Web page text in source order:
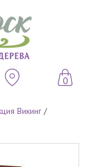
0
Викинг /